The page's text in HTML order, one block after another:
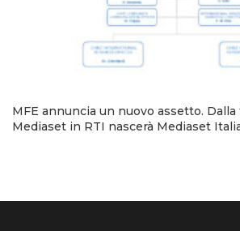
MFE annuncia un nuovo assetto.
Mediaset in RTI nascerà Mediaset